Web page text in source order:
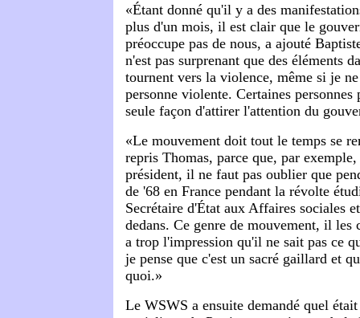
«Étant donné qu'il y a des
plus d'un mois, il est clair que le
préoccupe pas de nous, a ajouté
n'est pas surprenant que des éléments
tournent vers la violence, même si je
personne violente. Certaines personnes
seule façon d'attirer l'attention du
«Le mouvement doit tout le temps se
repris Thomas, parce que, par
président, il ne faut pas oublier que
de '68 en France pendant la révolte
Secrétaire d'État aux Affaires sociales
dedans. Ce genre de mouvement, il les
a trop l'impression qu'il ne sait pas ce
je pense que c'est un sacré gaillard et
quoi.»
Le WSWS a ensuite demandé quel